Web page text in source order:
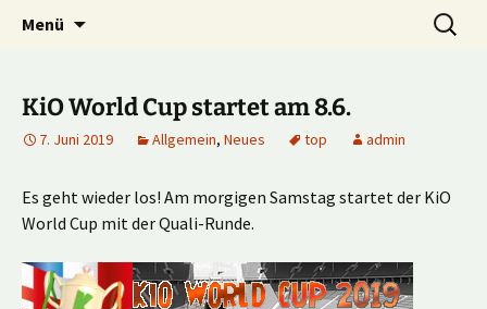
Kick it out!
Multiplayer Football Manager
Menü
Suche
nach:
KiO World Cup startet am 8.6.
7. Juni 2019 Allgemein, Neues top admin
Es geht wieder los! Am morgigen Samstag startet der KiO
World Cup mit der Quali-Runde.